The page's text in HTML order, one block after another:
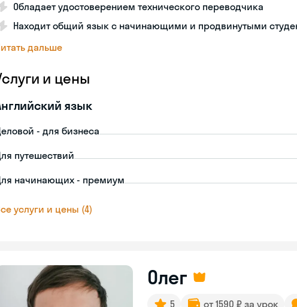
Обладает удостоверением технического переводчика
Находит общий язык с начинающими и продвинутыми
дальше
и цены
язык
- для бизнеса
путешествий
начинающих - премиум
услуги и цены (4)
Олег
5 от 1590 ₽ за урок